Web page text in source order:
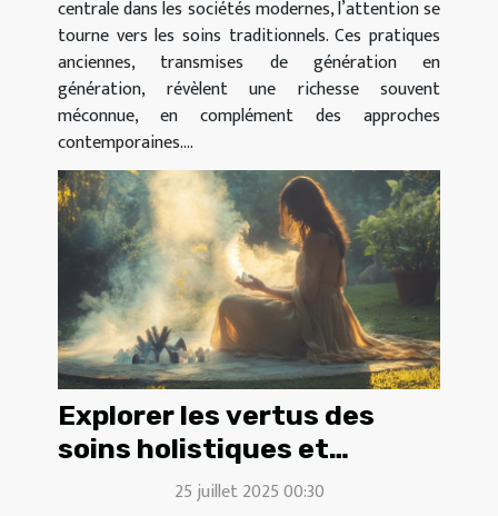
centrale dans les sociétés modernes, l’attention se
tourne vers les soins traditionnels. Ces pratiques
anciennes, transmises de génération en
génération, révèlent une richesse souvent
méconnue, en complément des approches
contemporaines....
Explorer les vertus des
soins holistiques et
énergétiques25 juillet 2025 00:30